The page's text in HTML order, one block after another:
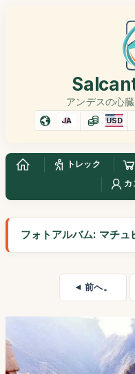
アンデスの心
JA USD
トレック
カ
フォトアルバム: マチュ
◄ 前へ。